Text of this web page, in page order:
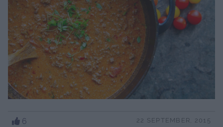
6 22 SEPTEMBER, 2015